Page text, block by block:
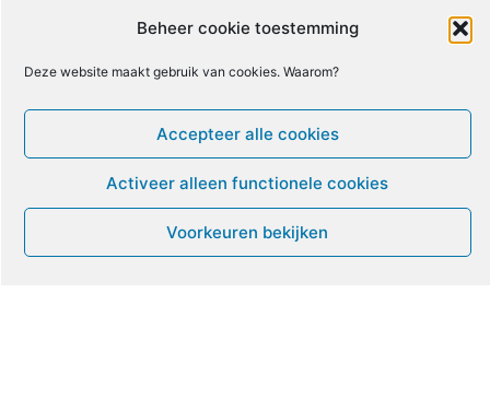
Beheer cookie toestemming
Deze website maakt gebruik van cookies. Waarom?
Accepteer alle cookies
Activeer alleen functionele cookies
Voorkeuren bekijken
12
13 14 15 16 17
22 23 24
27 28 29 30 1 2 3